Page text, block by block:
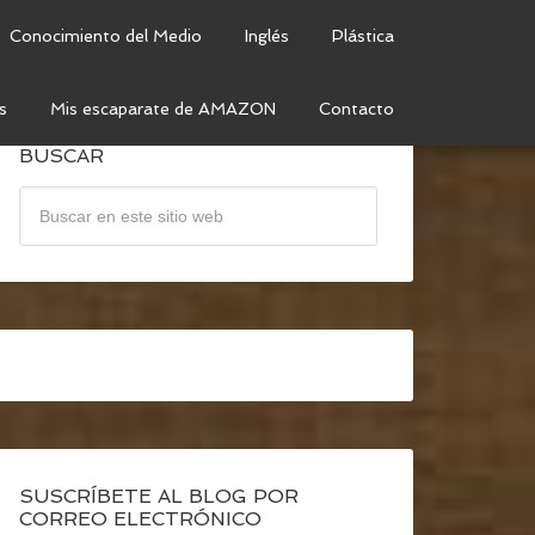
Conocimiento del Medio Inglés Plástica
Mis escaparate de AMAZON Contacto
BUSCAR
SUSCRÍBETE AL BLOG POR
CORREO ELECTRÓNICO